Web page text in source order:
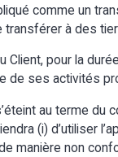
comme un
transférer à des
Client, pour la
de ses activités
au terme
(i) d’utiliser
de manière non